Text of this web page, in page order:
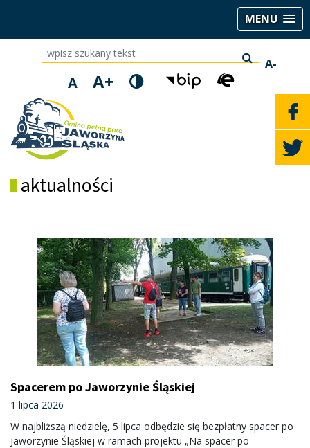
MENU
wpisz szukany tekst
A-
A A+
aktualności
Spacerem po Jaworzynie Śląskiej
1 lipca 2026
W najbliższą niedzielę, 5 lipca odbędzie się bezpłatny spacer po
Jaworzynie Śląskiej w ramach projektu „Na spacer po